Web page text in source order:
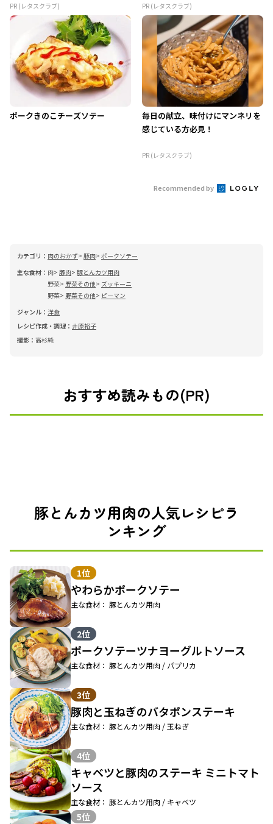
PR (レタスクラブ) PR (レタスクラブ)
ポークきのこチーズソテー
毎日の献立、味付けにマンネリを
感じている方必見！
PR (レタスクラブ)
Recommended by
カテゴリ： 肉のおかず 豚肉 ポークソテー
主な食材： 肉 豚肉 豚とんカツ用肉
野菜
野菜その他
ズッキーニ
野菜
野菜その他
ピーマン
ジャンル： 洋食
レシピ作成・調理： 井原裕子
撮影： 高杉純
おすすめ読みもの(PR)
豚とんカツ用肉の人気レシピラ
ンキング
1位
やわらかポークソテー
主な食材： 豚とんカツ用肉
2位
ポークソテーツナヨーグルトソース
主な食材： 豚とんカツ用肉 / パプリカ
3位
豚肉と玉ねぎのバタポンステーキ
主な食材： 豚とんカツ用肉 / 玉ねぎ
4位
キャベツと豚肉のステーキ ミニトマト
ソース
主な食材： 豚とんカツ用肉 / キャベツ
5位